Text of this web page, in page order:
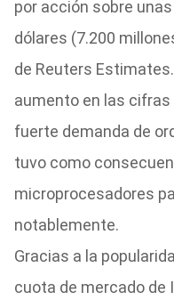
por acción sobre
dólares (7.200
de Reuters
aumento en las
fuerte demanda de
tuvo como
microprocesadores
notablemente.
Gracias a la
cuota de mercado de